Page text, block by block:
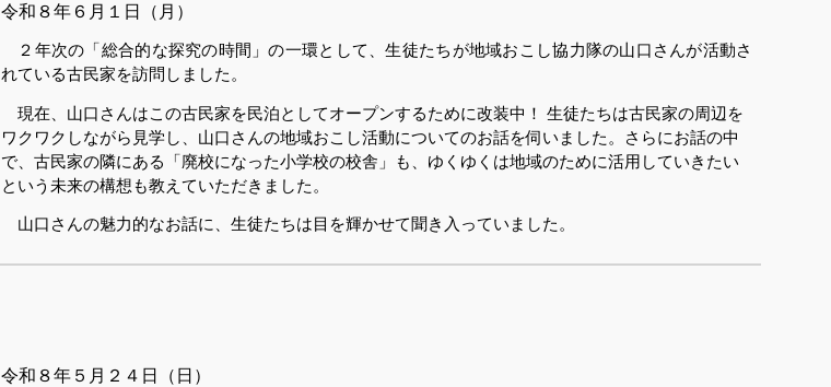
令和８年６月１日（月）
２年次の「総合的な探究の時間」の一環として、生徒たちが地域おこし協力隊の山口さんが活動さ
れている古民家を訪問しました。
現在、山口さんはこの古民家を民泊としてオープンするために改装中！ 生徒たちは古民家の周辺を
ワクワクしながら見学し、山口さんの地域おこし活動についてのお話を伺いました。さらにお話の中
で、古民家の隣にある「廃校になった小学校の校舎」も、ゆくゆくは地域のために活用していきたい
という未来の構想も教えていただきました。
山口さんの魅力的なお話に、生徒たちは目を輝かせて聞き入っていました。
令和８年５月２４日（日）